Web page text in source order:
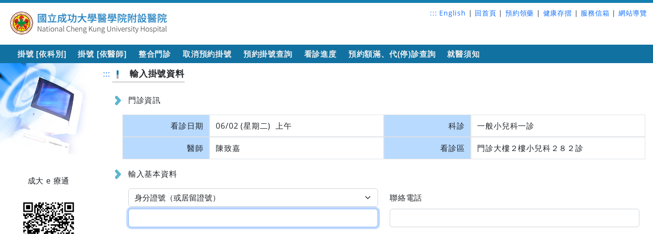
::: English | 回首頁 | 預約領藥 | 健康存摺 | 服務信箱 | 網站導覽
掛號 [依科別] 掛號 [依醫師] 整合門診 取消預約掛號 預約掛號查詢 看診進度 預約額滿、代(停)診查詢 就醫須知
成大 e 療通
::: 輸入掛號資料
門診資訊
看診日期 06/02 (星期二) 上午 科診 一般小兒科一診
醫師 陳致嘉 看診區 門診大樓２樓小兒科２８２診
輸入基本資料
聯絡電話